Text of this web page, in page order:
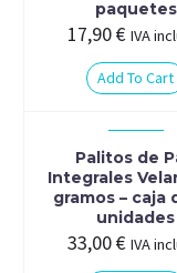
paquetes
17,90€ IVA
Add To Cart
Palitos de
Integrales
gramos – caja
unidades
33,00€ IVA